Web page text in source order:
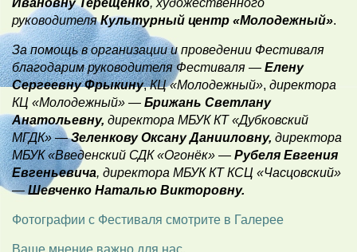
Ивановну Терещенко, художественного
руководителяКультурный центр «Молодежный».
За помощь в организации и проведении Фестиваля
благодарим руководителя Фестиваля — Елену
Сергеевну Фрыкину,КЦ «Молодежный», директора
КЦ «Молодежный» — Брижань Светлану
Анатольевну, директора МБУК КТ «Дубковский
МГДК»— Зеленкову Оксану Данииловну, директора
МБУК «Введенский СДК «Огонёк» — Рубеля Евгения
Евгеньевича, директора МБУК КТ КСЦ «Часцовский»
—Шевченко Наталью Викторовну.
Фотографии с Фестиваля смотрите в Галерее